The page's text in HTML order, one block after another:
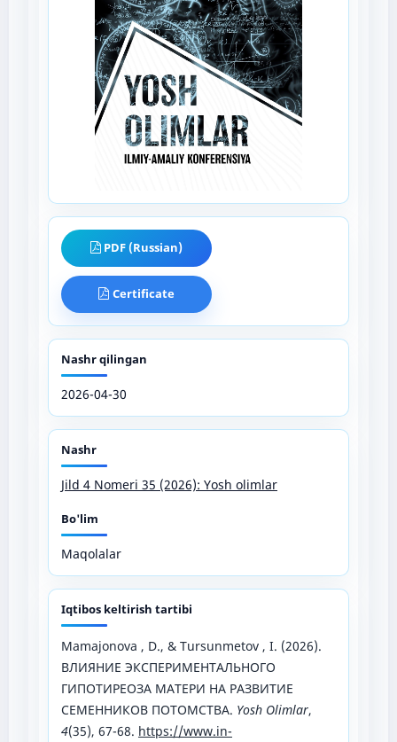
PDF (Russian)
Certificate
Nashr qilingan
2026-04-30
Nashr
Jild 4 Nomeri 35 (2026): Yosh olimlar
Bo'lim
Maqolalar
Iqtibos keltirish tartibi
Mamajonova , D., & Tursunmetov , I. (2026).
ВЛИЯНИЕ ЭКСПЕРИМЕНТАЛЬНОГО
ГИПОТИРЕОЗА МАТЕРИ НА РАЗВИТИЕ
СЕМЕННИКОВ ПОТОМСТВА. Yosh Olimlar,
4(35), 67-68. https://www.in-